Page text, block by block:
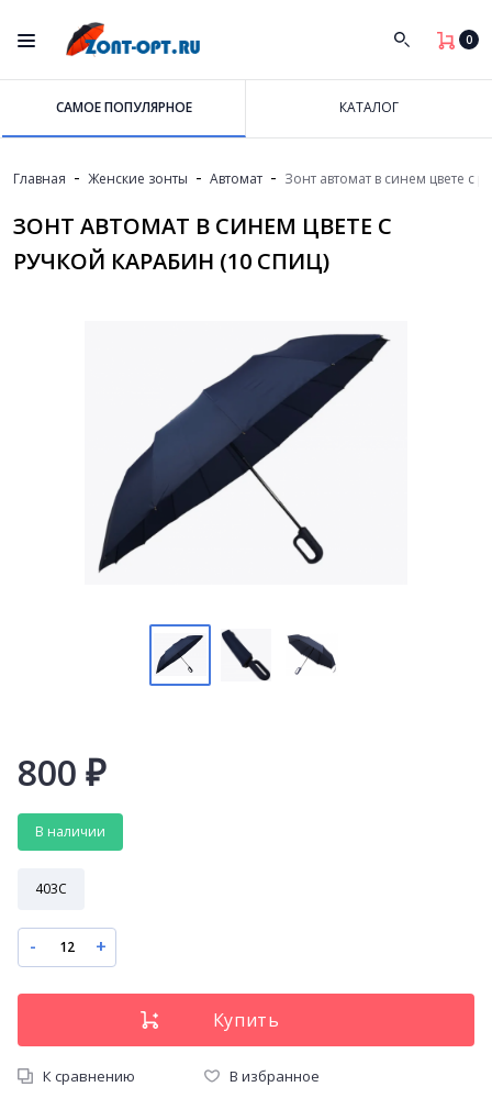
0
САМОЕ ПОПУЛЯРНОЕ КАТАЛОГ
Главная - Женские зонты - Автомат - Зонт автомат в синем цвете с
ЗОНТ АВТОМАТ В СИНЕМ ЦВЕТЕ С
РУЧКОЙ КАРАБИН (10 СПИЦ)
800 ₽
В наличии
403C
- +
К сравнению В избранное